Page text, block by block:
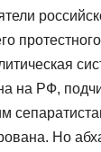
на РФ,
Но